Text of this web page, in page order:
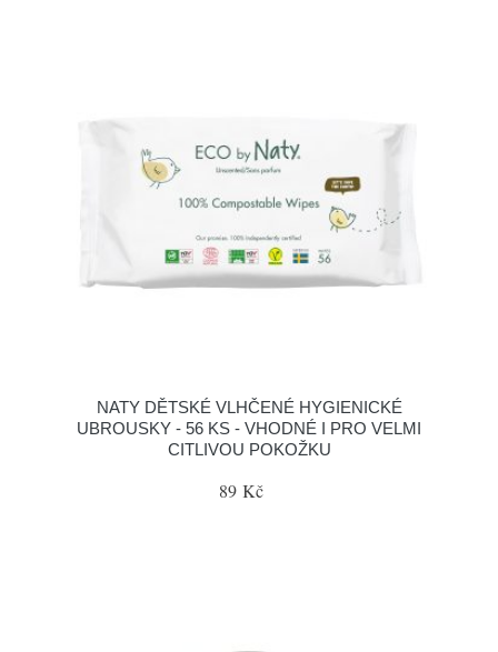
NATY DĚTSKÉ VLHČENÉ HYGIENICKÉ
UBROUSKY - 56 KS - VHODNÉ I PRO VELMI
CITLIVOU POKOŽKU
89 Kč